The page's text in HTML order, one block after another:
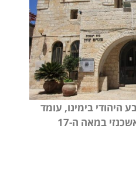
היהודי בימינו, עומד
במקומו של בית הכנסת האשכנזי במאה ה-17